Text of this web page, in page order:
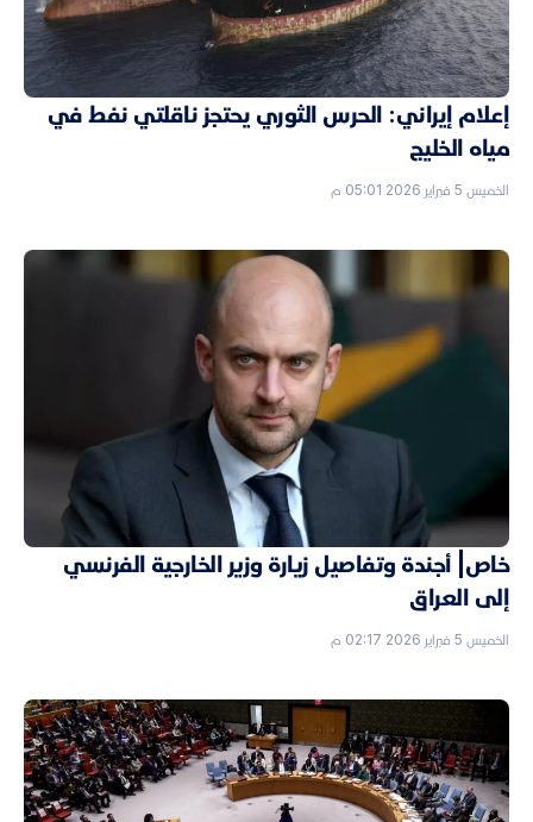
إعلام إيراني: الحرس الثوري يحتجز ناقلتي نفط في
مياه الخليج
الخميس 5 فبراير 2026 05:01 م
خاص| أجندة وتفاصيل زيارة وزير الخارجية الفرنسي
إلى العراق
الخميس 5 فبراير 2026 02:17 م